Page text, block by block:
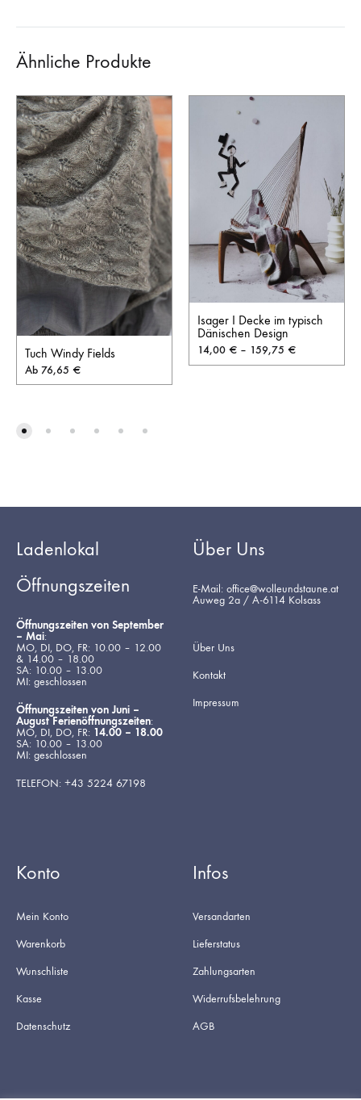
Ähnliche Produkte
Tuch Windy Fields
Ab 76,65 €
Isager I Decke im typisch
Dänischen Design
14,00 € – 159,75 €
Ladenlokal
Öffnungszeiten
Öffnungszeiten von September
– Mai:
MO, DI, DO, FR: 10.00 – 12.00
& 14.00 – 18.00
SA: 10.00 – 13.00
MI: geschlossen
Öffnungszeiten von Juni –
August Ferienöffnungszeiten:
MO, DI, DO, FR: 14.00 – 18.00
SA: 10.00 – 13.00
MI: geschlossen
TELEFON: +43 5224 67198
Über Uns
E-Mail: office@wolleundstaune.at
Auweg 2a / A-6114 Kolsass
Über Uns
Kontakt
Impressum
Konto
Mein Konto
Warenkorb
Wunschliste
Kasse
Datenschutz
Infos
Versandarten
Lieferstatus
Zahlungsarten
Widerrufsbelehrung
AGB